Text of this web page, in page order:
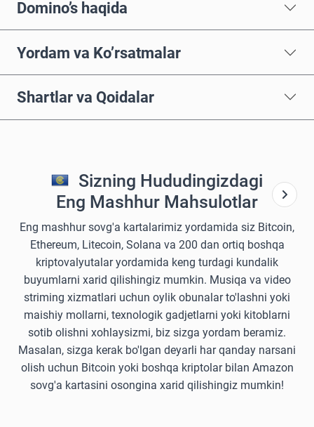
Domino’s haqida
Yordam va Ko’rsatmalar
Shartlar va Qoidalar
Sizning Hududingizdagi
Eng Mashhur Mahsulotlar
Eng mashhur sovg'a kartalarimiz yordamida siz Bitcoin,
Ethereum, Litecoin, Solana va 200 dan ortiq boshqa
kriptovalyutalar yordamida keng turdagi kundalik
buyumlarni xarid qilishingiz mumkin. Musiqa va video
striming xizmatlari uchun oylik obunalar to'lashni yoki
maishiy mollarni, texnologik gadjetlarni yoki kitoblarni
sotib olishni xohlaysizmi, biz sizga yordam beramiz.
Masalan, sizga kerak bo'lgan deyarli har qanday narsani
olish uchun Bitcoin yoki boshqa kriptolar bilan Amazon
sovg'a kartasini osongina xarid qilishingiz mumkin!